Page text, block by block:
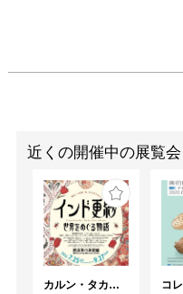
近くの開催中の展覧会
カルン・タカール・コレクション インド更紗 世界をめぐる物語